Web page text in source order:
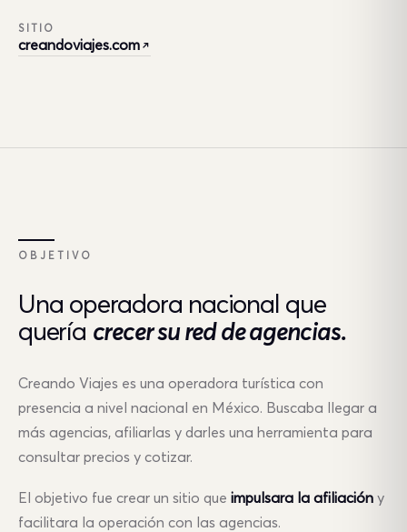
SITIO
creandoviajes.com
OBJETIVO
Una operadora nacional que
quería crecer su red de agencias.
Creando Viajes es una operadora turística con
presencia a nivel nacional en México. Buscaba llegar a
más agencias, afiliarlas y darles una herramienta para
consultar precios y cotizar.
El objetivo fue crear un sitio que impulsara la afiliación y
facilitara la operación con las agencias.